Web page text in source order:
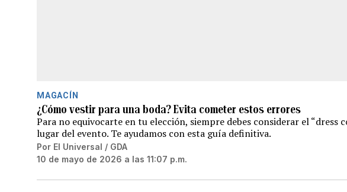
MAGACÍN
¿Cómo vestir para una boda? Evita cometer estos errores
Para no equivocarte en tu elección, siempre debes considerar el “dress
lugar del evento. Te ayudamos con esta guía definitiva.
Por El Universal / GDA
10 de mayo de 2026 a las 11:07 p.m.